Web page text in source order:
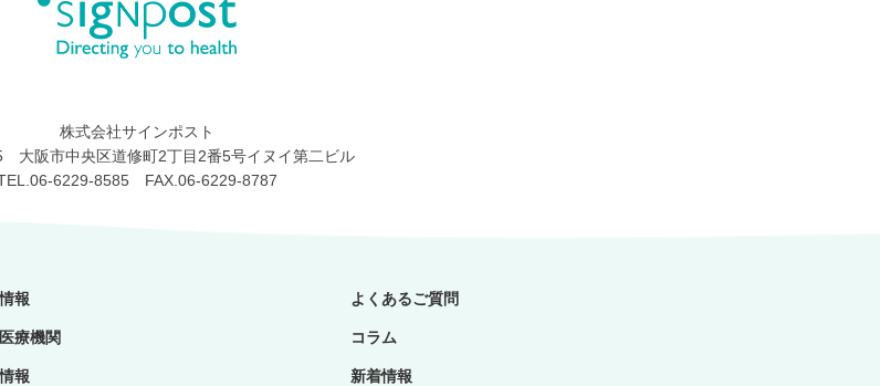
株式会社サインポスト
大阪市中央区道修町2丁目2番5号イヌイ第二ビル
6229-8585 FAX.06-6229-8787
報
療機関
報
よくあるご質問
コラム
新着情報